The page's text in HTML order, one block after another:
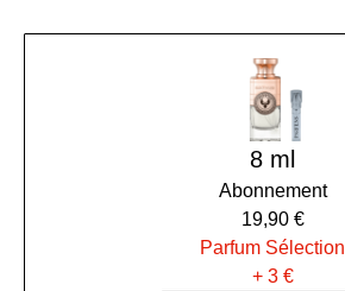
8 ml
Abonnement
19,90 €
Parfum Sélection
+ 3 €